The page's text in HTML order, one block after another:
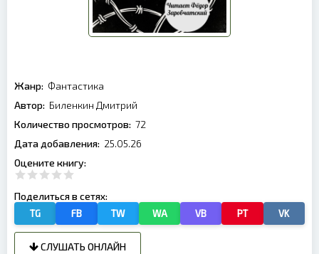
Жанр: Фантастика
Автор: Биленкин Дмитрий
Количество просмотров: 72
Дата добавления: 25.05.26
Оцените книгу:
Поделиться в сетях:
TG FB TW WA VB PT VK
СЛУШАТЬ ОНЛАЙН